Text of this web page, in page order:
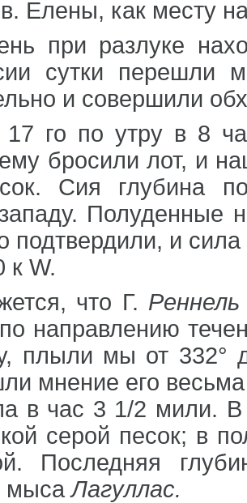
Елены, как месту
при разлуке
сутки перешли
и совершили
17 го по утру в 8
бросили лот, и
Сия глубина
Полуденные
подтвердили, и
к W.
что Г. Реннель
направлению
плыли мы от 332°
мнение его
в час 3 1/2 мили.
серой песок; в
Последняя
мысаЛагуллас.